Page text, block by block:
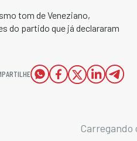
tom de Veneziano,
do partido que já declararam